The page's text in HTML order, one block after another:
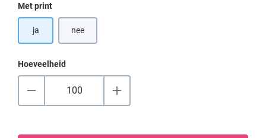
Selecteer
Met print
ja nee
Hoeveelheid